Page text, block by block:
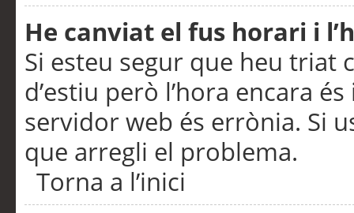
He canviat el fus horari i
Si esteu segur que heu triat
d’estiu però l’hora encara
servidor web és errònia. Si
que arregli el problema.
Torna a l’inici